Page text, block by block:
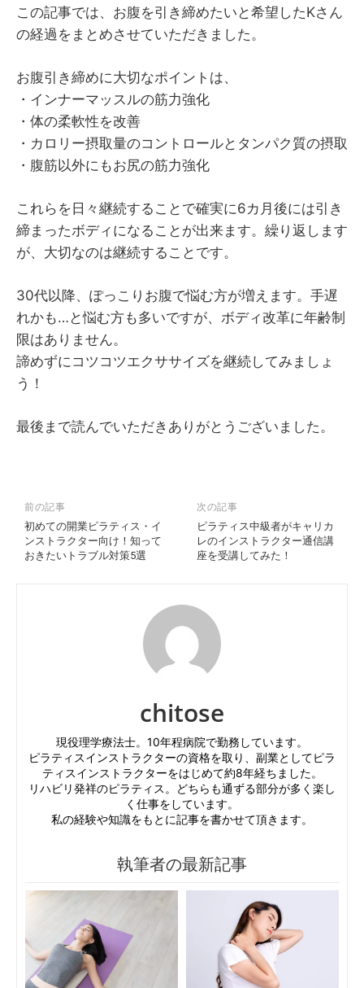
この記事では、お腹を引き締めたいと希望したKさん
の経過をまとめさせていただきました。
お腹引き締めに大切なポイントは、
・インナーマッスルの筋力強化
・体の柔軟性を改善
・カロリー摂取量のコントロールとタンパク質の摂取
・腹筋以外にもお尻の筋力強化
これらを日々継続することで確実に6カ月後には引き
締まったボディになることが出来ます。繰り返します
が、大切なのは継続することです。
30代以降、ぽっこりお腹で悩む方が増えます。手遅
れかも…と悩む方も多いですが、ボディ改革に年齢制
限はありません。
諦めずにコツコツエクササイズを継続してみましょ
う！
最後まで読んでいただきありがとうございました。
前の記事
初めての開業ピラティス・イ
ンストラクター向け！知って
おきたいトラブル対策5選
次の記事
ピラティス中級者がキャリカ
レのインストラクター通信講
座を受講してみた！
chitose
現役理学療法士。10年程病院で勤務しています。
ピラティスインストラクターの資格を取り、副業としてピラ
ティスインストラクターをはじめて約8年経ちました。
リハビリ発祥のピラティス。どちらも通ずる部分が多く楽し
く仕事をしています。
私の経験や知識をもとに記事を書かせて頂きます。
執筆者の最新記事